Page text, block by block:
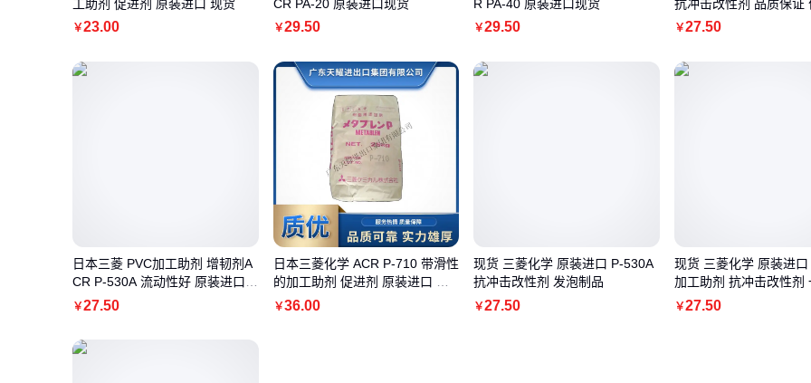
工助剂 促进剂 原装进口 现货
￥23.00
CR PA-20 原装进口现货
￥29.50
R PA-40 原装进口现货
￥29.50
抗冲击改性剂 品质保证
￥27.50
日本三菱 PVC加工助剂 增韧剂A
CR P-530A 流动性好 原装进口
现货
￥27.50
日本三菱化学 ACR P-710 带滑性
的加工助剂 促进剂 原装进口 现
货
￥36.00
现货 三菱化学 原装进口 P-530A
抗冲击改性剂 发泡制品
￥27.50
现货 三菱化学 原装进
加工助剂 抗冲击改性剂
￥27.50